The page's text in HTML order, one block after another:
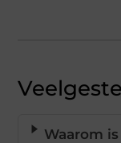
Waarom